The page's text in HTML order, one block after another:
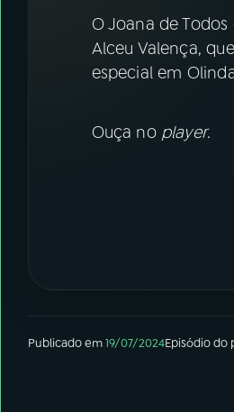
ACOMPANHE A RÁDIO NACIONAL
YouTube
Instagram
O Joana de
Alceu Valença,
especial em
Ouça no player.
Publicado em19/07/2024Episódiodo